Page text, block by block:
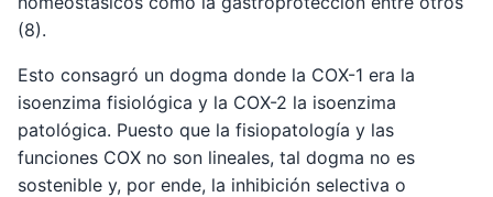
(8).
Esto consagró un dogma donde la COX-1 era la
isoenzima fisiológica y la COX-2 la isoenzima
patológica. Puesto que la fisiopatología y las
funciones COX no son lineales, tal dogma no es
sostenible y, por ende, la inhibición selectiva o